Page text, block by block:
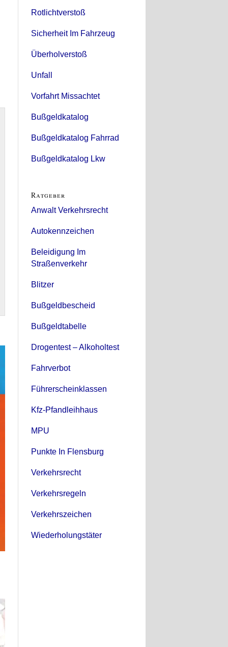
Rotlichtverstoß
Sicherheit Im Fahrzeug
Überholverstoß
Unfall
Vorfahrt Missachtet
Bußgeldkatalog
Bußgeldkatalog Fahrrad
Bußgeldkatalog Lkw
Ratgeber
Anwalt Verkehrsrecht
Autokennzeichen
Beleidigung Im
Straßenverkehr
Blitzer
Bußgeldbescheid
Bußgeldtabelle
Drogentest – Alkoholtest
Fahrverbot
Führerscheinklassen
Kfz-Pfandleihhaus
MPU
Punkte In Flensburg
Verkehrsrecht
Verkehrsregeln
Verkehrszeichen
Wiederholungstäter